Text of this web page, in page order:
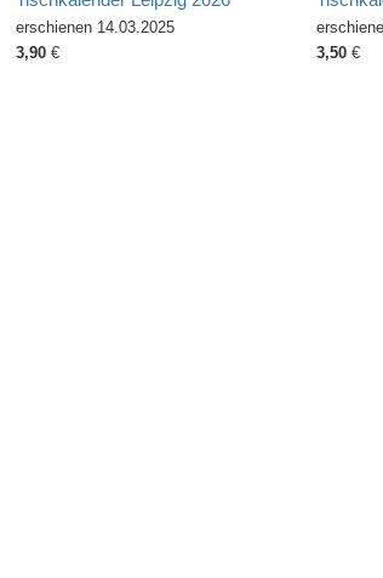
erschienen 14.03.2025
3,90 €
3,50 €